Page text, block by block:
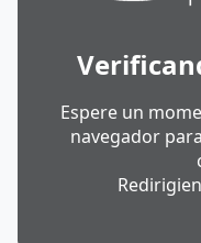
Espere un
navegador